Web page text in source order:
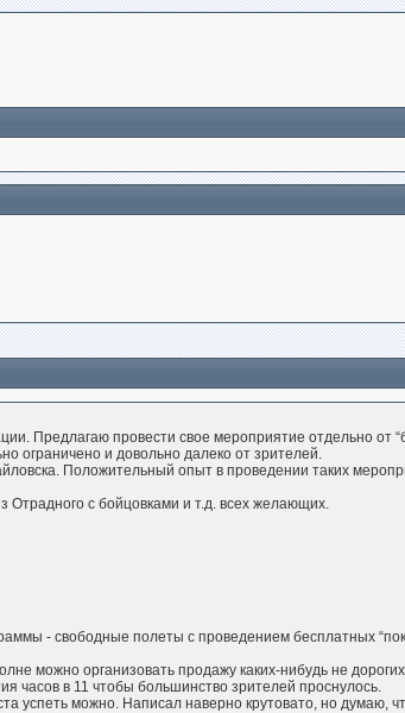
Предлагаю провести свое мероприятие отдельно от
ограничено и довольно далеко от зрителей.
Положительный опыт в проведении таких
Отрадного с бойцовками и т.д. всех желающих.
- свободные полеты с проведением бесплатных
можно организовать продажу каких-нибудь не
часов в 11 чтобы большинство зрителей проснулось.
успеть можно. Написал наверно крутовато, но думаю,